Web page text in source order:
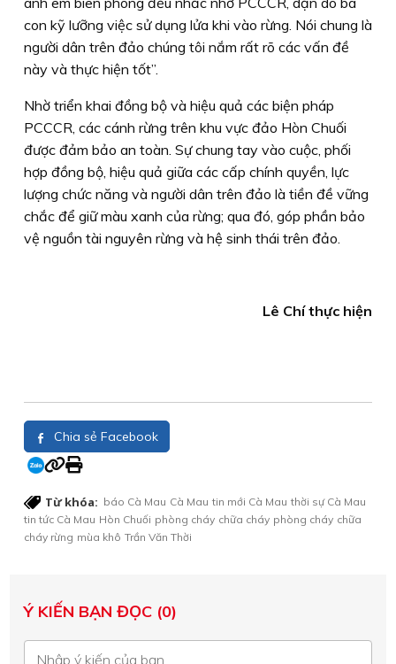
con kỹ lưỡng việc sử dụng lửa khi vào rừng. Nói chung là
người dân trên đảo chúng tôi nắm rất rõ các vấn đề
này và thực hiện tốt”.
Nhờ triển khai đồng bộ và hiệu quả các biện pháp
PCCCR, các cánh rừng trên khu vực đảo Hòn Chuối
được đảm bảo an toàn. Sự chung tay vào cuộc, phối
hợp đồng bộ, hiệu quả giữa các cấp chính quyền, lực
lượng chức năng và người dân trên đảo là tiền đề vững
chắc để giữ màu xanh của rừng; qua đó, góp phần bảo
vệ nguồn tài nguyên rừng và hệ sinh thái trên đảo.
Lê Chí thực hiện
Chia sẻ Facebook
Từ khóa: báo Cà Mau Cà Mau tin mới Cà Mau thời sự Cà Mau
tin tức Cà Mau Hòn Chuối phòng cháy chữa cháy phòng cháy chữa
cháy rừng mùa khô Trần Văn Thời
Ý KIẾN BẠN ĐỌC (0)